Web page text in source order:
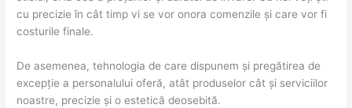
cu precizie în cât timp vi se vor onora comenzile și care vor fi
costurile finale.
De asemenea, tehnologia de care dispunem și pregătirea de
excepție a personalului oferă, atât produselor cât și serviciilor
noastre, precizie și o estetică deosebită.